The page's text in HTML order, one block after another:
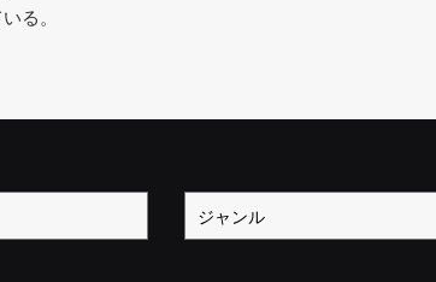
る。